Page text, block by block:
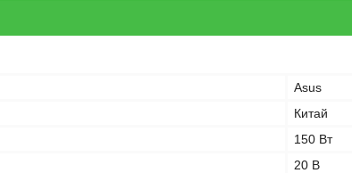
Asus
Китай
150 Вт
20 В